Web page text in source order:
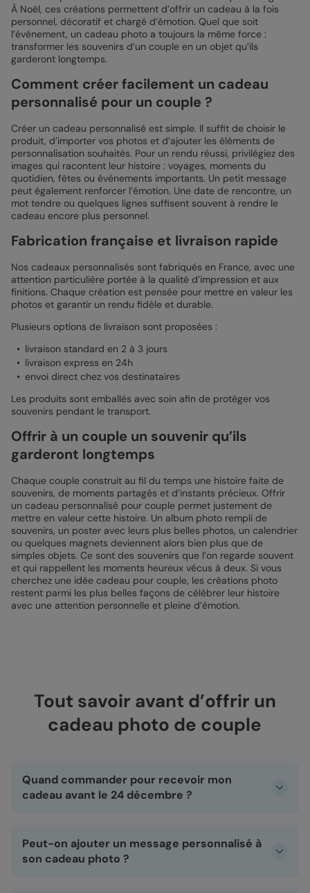
À Noël, ces créations permettent d’offrir un cadeau à la fois
personnel, décoratif et chargé d’émotion. Quel que soit
l’événement, un cadeau photo a toujours la même force :
transformer les souvenirs d’un couple en un objet qu’ils
garderont longtemps.
Comment créer facilement un cadeau
personnalisé pour un couple ?
Créer un cadeau personnalisé est simple. Il suffit de choisir le
produit, d’importer vos photos et d’ajouter les éléments de
personnalisation souhaités. Pour un rendu réussi, privilégiez des
images qui racontent leur histoire : voyages, moments du
quotidien, fêtes ou événements importants. Un petit message
peut également renforcer l’émotion. Une date de rencontre, un
mot tendre ou quelques lignes suffisent souvent à rendre le
cadeau encore plus personnel.
Fabrication française et livraison rapide
Nos cadeaux personnalisés sont fabriqués en France, avec une
attention particulière portée à la qualité d’impression et aux
finitions. Chaque création est pensée pour mettre en valeur les
photos et garantir un rendu fidèle et durable.
Plusieurs options de livraison sont proposées :
livraison standard en 2 à 3 jours
livraison express en 24h
envoi direct chez vos destinataires
Les produits sont emballés avec soin afin de protéger vos
souvenirs pendant le transport.
Offrir à un couple un souvenir qu’ils
garderont longtemps
Chaque couple construit au fil du temps une histoire faite de
souvenirs, de moments partagés et d’instants précieux. Offrir
un cadeau personnalisé pour couple permet justement de
mettre en valeur cette histoire. Un album photo rempli de
souvenirs, un poster avec leurs plus belles photos, un calendrier
ou quelques magnets deviennent alors bien plus que de
simples objets. Ce sont des souvenirs que l’on regarde souvent
et qui rappellent les moments heureux vécus à deux. Si vous
cherchez une idée cadeau pour couple, les créations photo
restent parmi les plus belles façons de célébrer leur histoire
avec une attention personnelle et pleine d’émotion.
Tout savoir avant d’offrir un
cadeau photo de couple
Quand commander pour recevoir mon
cadeau avant le 24 décembre ?
Album photo tissu : commande avant le
Peut-on ajouter un message personnalisé à
son cadeau photo ?